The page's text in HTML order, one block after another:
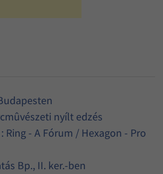
nyílt edzés
Ring - A Fórum / Hexagon - Pro
Bp., II. ker.-ben